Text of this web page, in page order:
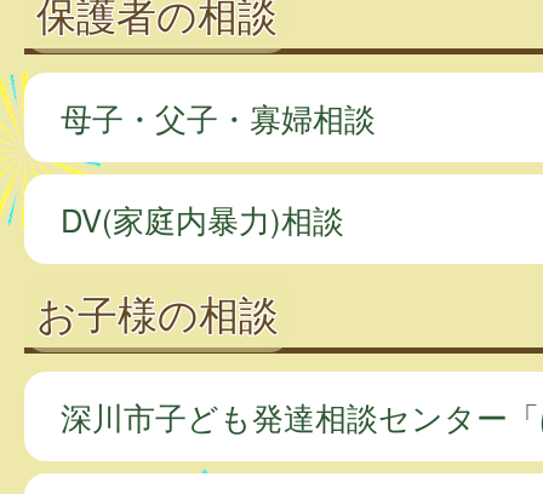
保護者の相談
母子・父子・寡婦相談
DV(家庭内暴力)相談
お子様の相談
深川市子ども発達相談センター